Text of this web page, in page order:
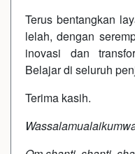
Terus bentangkan
lelah, dengan
inovasi dan
Belajar di seluruh
Terima kasih.